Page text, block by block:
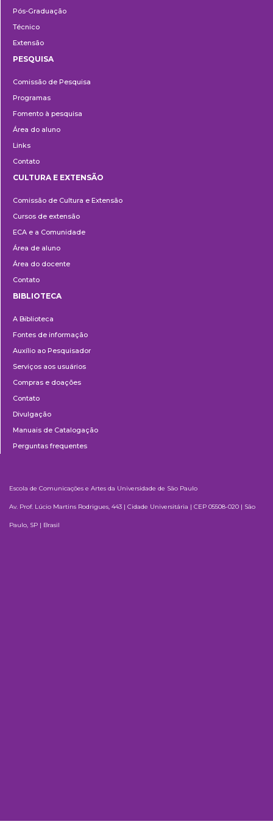
Pós-Graduação
Técnico
Extensão
PESQUISA
Comissão de Pesquisa
Programas
Fomento à pesquisa
Área do aluno
Links
Contato
e
Extensão
CULTURA E EXTENSÃO
Comissão de Cultura e Extensão
Cursos de extensão
ECA e a Comunidade
Área de aluno
Área do docente
Contato
BIBLIOTECA
A Biblioteca
Fontes de informação
Auxílio ao Pesquisador
Serviços aos usuários
Compras e doações
Contato
Divulgação
Manuais de Catalogação
Perguntas frequentes
Escola de Comunicações e Artes da Universidade de São Paulo
Av. Prof. Lúcio Martins Rodrigues, 443 | Cidade Universitária | CEP 05508-020 | São
Paulo, SP | Brasil